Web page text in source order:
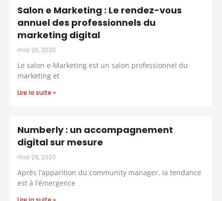
Salon e Marketing : Le rendez-vous
annuel des professionnels du
marketing digital
mai 26, 2020
Le salon e-Marketing est un salon professionnel du
marketing et
Lire la suite »
Numberly : un accompagnement
digital sur mesure
mai 26, 2020
Après l’apparition du community manager, la tendance
est à l’émergence